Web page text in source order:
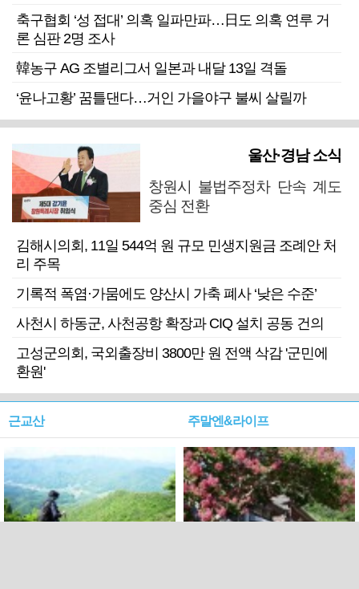
축구협회 ‘성 접대’ 의혹 일파만파…日도 의혹 연루 거
론 심판 2명 조사
韓농구 AG 조별리그서 일본과 내달 13일 격돌
‘윤나고황’ 꿈틀댄다…거인 가을야구 불씨 살릴까
울산·경남 소식
창원시 불법주정차 단속 계도
중심 전환
김해시의회, 11일 544억 원 규모 민생지원금 조례안 처
리 주목
기록적 폭염·가뭄에도 양산시 가축 폐사 ‘낮은 수준’
사천시 하동군, 사천공항 확장과 CIQ 설치 공동 건의
고성군의회, 국외출장비 3800만 원 전액 삭감 '군민에
환원'
근교산 주말엔&라이프